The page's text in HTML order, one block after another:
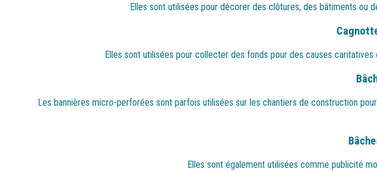
Elles sont utilisées pour décorer des clôtures, des bâtiments ou
Elles sont utilisées pour collecter des fonds pour des causes
Les bannières micro-perforées sont parfois utilisées sur les chantiers de construction
Elles sont également utilisées comme publicité